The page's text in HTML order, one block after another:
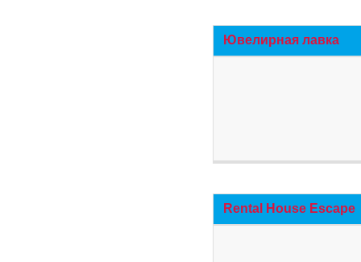
Ювелирная лавка
Rental House Escape